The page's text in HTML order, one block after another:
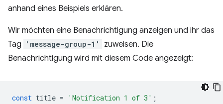
anhand eines Beispiels erklären.
Wir möchten eine Benachrichtigung anzeigen und ihr das
Tag
'message-group-1'
zuweisen. Die
Benachrichtigung wird mit diesem Code angezeigt:
const title = 'Notification 1 of 3' ;